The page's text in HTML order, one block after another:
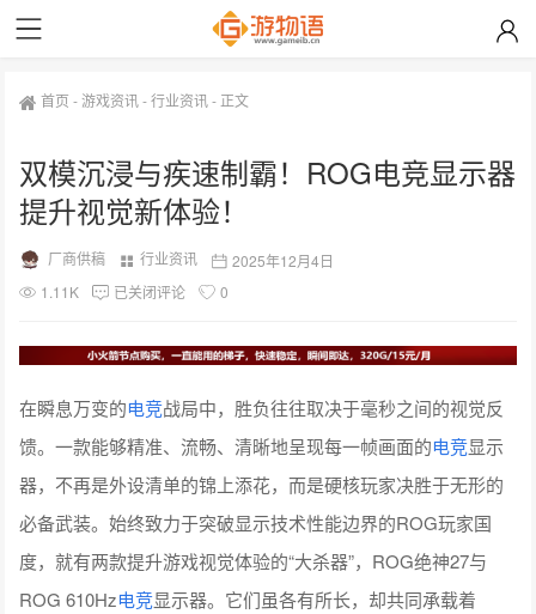
首页 -游戏资讯-行业资讯- 正文
双模沉浸与疾速制霸！ROG电竞显示器
提升视觉新体验！
厂商供稿 行业资讯
2025年12月4日
1.11K
已关闭评论 0
在瞬息万变的电竞战局中，胜负往往取决于毫秒之间的视觉反
馈。一款能够精准、流畅、清晰地呈现每一帧画面的电竞显示
器，不再是外设清单的锦上添花，而是硬核玩家决胜于无形的
必备武装。始终致力于突破显示技术性能边界的ROG玩家国
度，就有两款提升游戏视觉体验的“大杀器”，ROG绝神27与
ROG 610Hz电竞显示器。它们虽各有所长，却共同承载着